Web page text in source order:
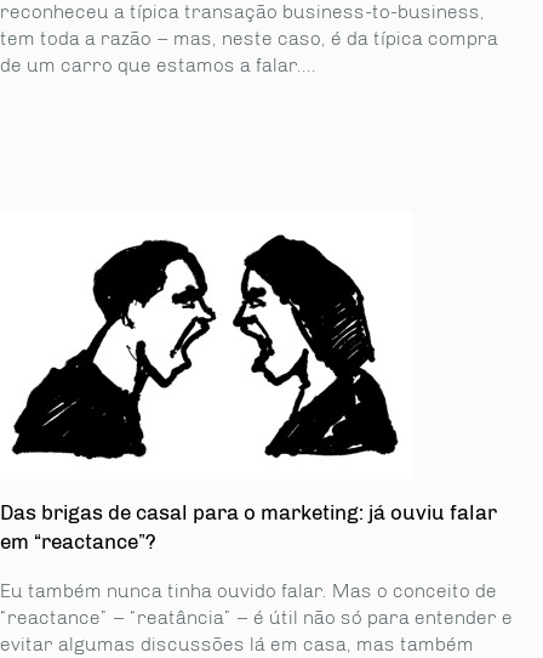
reconheceu a típica transação business-to-business,
tem toda a razão – mas, neste caso, é da típica compra
de um carro que estamos a falar....
Das brigas de casal para o marketing: já ouviu falar
em “reactance”?
Eu também nunca tinha ouvido falar. Mas o conceito de
“reactance” – “reatância” – é útil não só para entender e
evitar algumas discussões lá em casa, mas também